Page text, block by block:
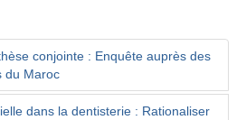
conjointe : Enquête auprès des
du Maroc
dans la dentisterie : Rationaliser